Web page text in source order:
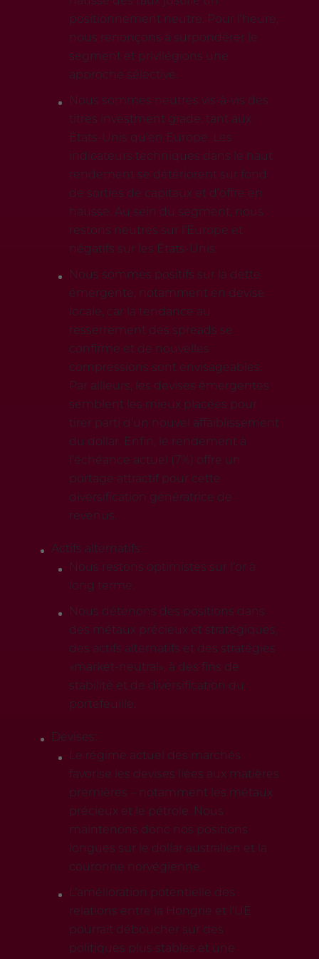
positionnement neutre. Pour l’heure,
nous renonçons à surpondérer le
segment et privilégions une
approche sélective.
Nous sommes neutres vis-à-vis des
titres investment grade, tant aux
États-Unis qu’en Europe. Les
indicateurs techniques dans le haut
rendement se détériorent sur fond
de sorties de capitaux et d’offre en
hausse. Au sein du segment, nous
restons neutres sur l’Europe et
négatifs sur les États-Unis.
Nous sommes positifs sur la dette
émergente, notamment en devise
locale, car la tendance au
resserrement des spreads se
confirme et de nouvelles
compressions sont envisageables.
Par ailleurs, les devises émergentes
semblent les mieux placées pour
tirer parti d’un nouvel affaiblissement
du dollar. Enfin, le rendement à
l’échéance actuel (7%) offre un
portage attractif pour cette
diversification génératrice de
revenus.
Actifs alternatifs:
Nous restons optimistes sur l’or à
long terme.
Nous détenons des positions dans
des métaux précieux et stratégiques,
des actifs alternatifs et des stratégies
«market-neutral», à des fins de
stabilité et de diversification du
portefeuille.
Devises:
Le régime actuel des marchés
favorise les devises liées aux matières
premières – notamment les métaux
précieux et le pétrole. Nous
maintenons donc nos positions
longues sur le dollar australien et la
couronne norvégienne.
L’amélioration potentielle des
relations entre la Hongrie et l’UE
pourrait déboucher sur des
politiques plus stables et une